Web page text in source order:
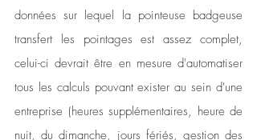
données sur lequel la pointeuse badgeuse
transfert les pointages est assez complet,
celui-ci devrait être en mesure d'automatiser
tous les calculs pouvant exister au sein d'une
entreprise (heures supplémentaires, heure de
nuit, du dimanche, jours fériés, gestion des